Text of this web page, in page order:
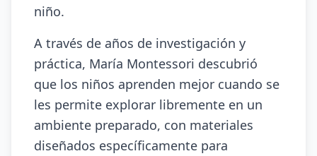
niño.
A través de años de investigación y
práctica, María Montessori descubrió
que los niños aprenden mejor cuando se
les permite explorar libremente en un
ambiente preparado, con materiales
diseñados específicamente para